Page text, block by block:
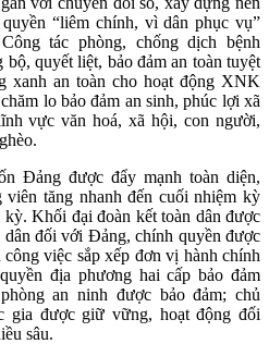
“liêm chính, vì dân phục vụ”
tác phòng, chống dịch bệnh
quyết liệt, bảo đảm an toàn tuyệt
xanh an toàn cho hoạt động XNK
lo bảo đảm an sinh, phúc lợi xã
vực văn hoá, xã hội, con người,
Đảng được đẩy mạnh toàn diện,
tăng nhanh đến cuối nhiệm kỳ
Khối đại đoàn kết toàn dân được
dân đối với Đảng, chính quyền được
việc sắp xếp đơn vị hành chính
địa phương hai cấp bảo đảm
an ninh được bảo đảm; chủ
gia được giữ vững, hoạt động đối
sâu.